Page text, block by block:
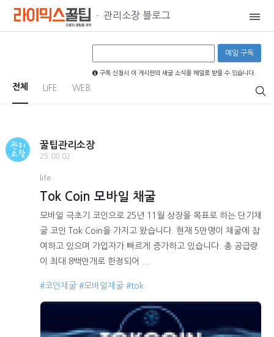
관리소장 블로그
구독 신청시 이 게시판의 새글 소식을 메일로 받을 수 있습니다.
전체 LIFE WEB
꿀팁관리소장
25.08.02
life
Tok Coin 모바일 채굴
모바일 극초기 코인으로 25년 11월 상장을 목표로 하는 단기채
굴 코인 Tok Coin을 가지고 왔습니다. 현재 5만명이 채굴에 참
여하고 있으며 가입자가 빠르게 증가하고 있습니다. 총 공급량
이 최대 8백만개로 한정되어 ...
#코인채굴 #모바일채굴 #tok